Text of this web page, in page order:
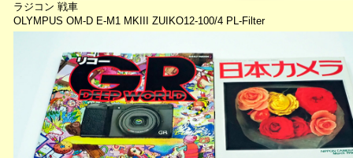
ラジコン 戦車
OLYMPUS OM-D E-M1 MKIII ZUIKO12-100/4 PL-Filter